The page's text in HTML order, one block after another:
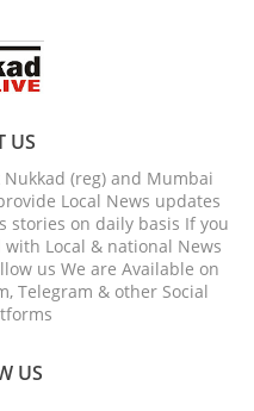
US
(reg) and Mumbai
Local News updates
stories on daily basis If you
Local & national News
us We are Available on
Telegram & other Social
US